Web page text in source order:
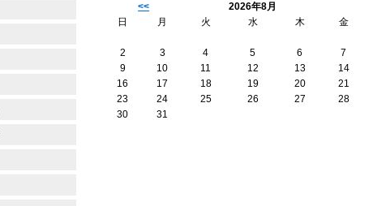
<<
2026年8月
日
月 火 水 木 金
2
3 4 5 6 7
9
10 11 12 13 14
16
17 18 19 20 21
23
24 25 26 27 28
30
31